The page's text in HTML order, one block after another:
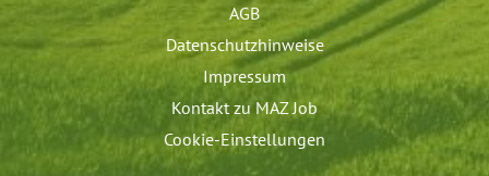
AGB
Datenschutzhinweise
Impressum
Kontakt zu MAZ Job
Cookie-Einstellungen